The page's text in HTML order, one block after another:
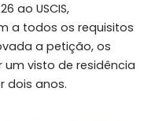
ao USCIS,
a todos os requisitos
a petição, os
visto de residência
dois anos.